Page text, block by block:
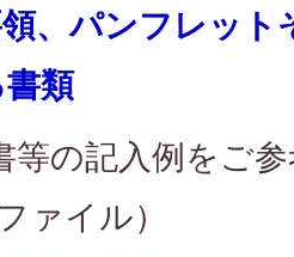
領、パンフレッ
類
等の記入例をご
ァイル）